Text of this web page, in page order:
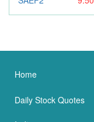
Home
Daily Stock Quotes